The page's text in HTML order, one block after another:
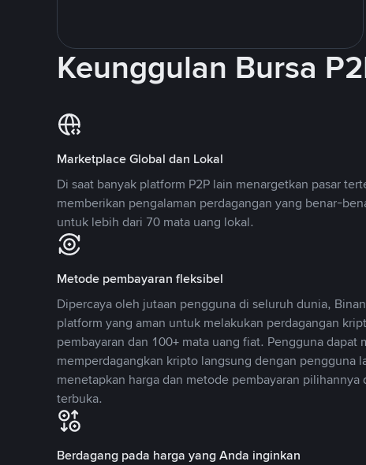
Keunggulan Bursa
Marketplace Global dan Lokal
Di saat banyak platform P2P lain menargetkan pasar
memberikan pengalaman perdagangan yang benar-
untuk lebih dari 70 mata uang lokal.
Metode pembayaran fleksibel
Dipercaya oleh jutaan pengguna di seluruh dunia,
platform yang aman untuk melakukan perdagangan
pembayaran dan 100+ mata uang fiat. Pengguna dapat
memperdagangkan kripto langsung dengan pengguna
menetapkan harga dan metode pembayaran
terbuka.
Berdagang pada harga yang Anda inginkan